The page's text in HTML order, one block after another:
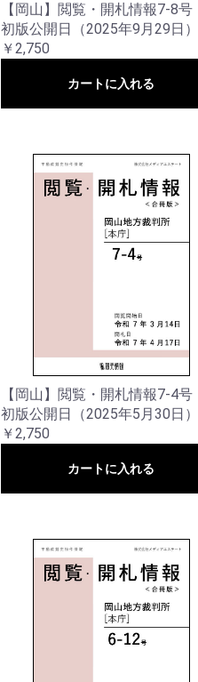
【岡山】閲覧・開札情報7-8号
初版公開日（2025年9月29日）
￥2,750
カートに入れる
【岡山】閲覧・開札情報7-4号
初版公開日（2025年5月30日）
￥2,750
カートに入れる